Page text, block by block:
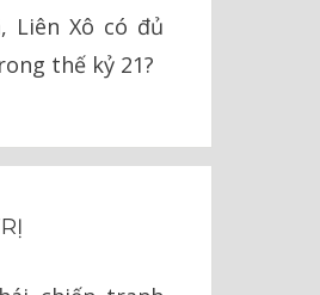
Liên Xô có đủ
thế kỷ 21?